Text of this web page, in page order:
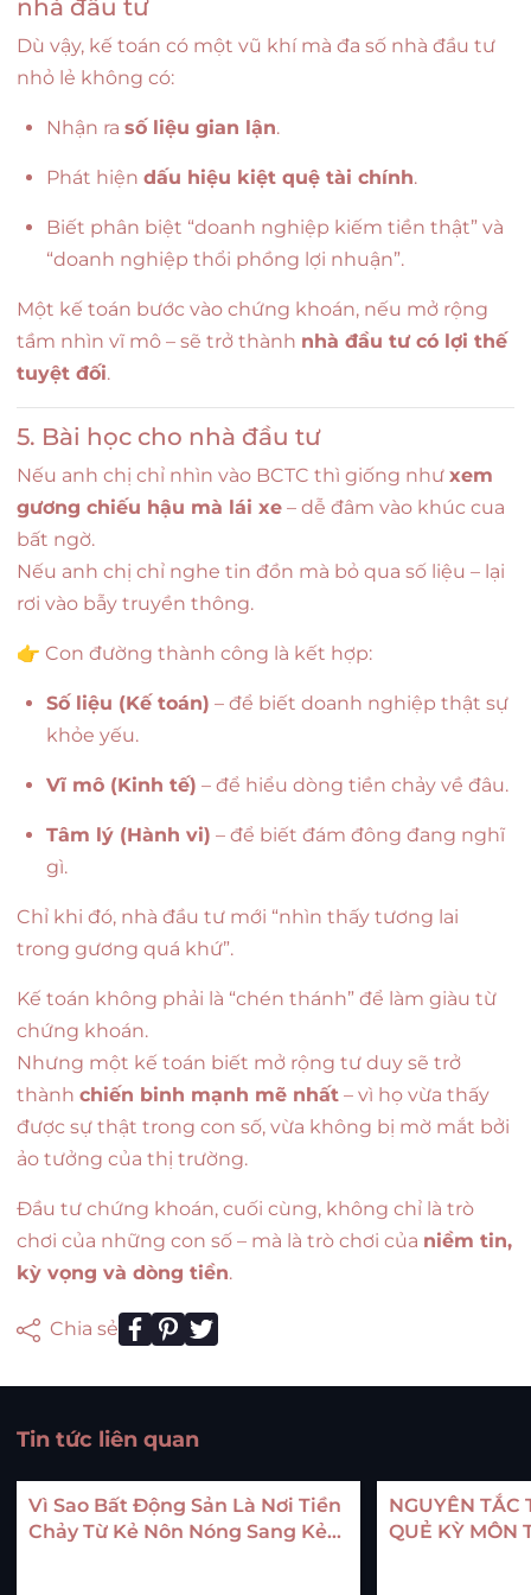
nhà đầu tư
Dù vậy, kế toán có một vũ khí mà đa số nhà đầu tư
nhỏ lẻ không có:
Nhận ra số liệu gian lận.
Phát hiện dấu hiệu kiệt quệ tài chính.
Biết phân biệt “doanh nghiệp kiếm tiền thật” và
“doanh nghiệp thổi phồng lợi nhuận”.
Một kế toán bước vào chứng khoán, nếu mở rộng
tầm nhìn vĩ mô – sẽ trở thành nhà đầu tư có lợi thế
tuyệt đối.
5. Bài học cho nhà đầu tư
Nếu anh chị chỉ nhìn vào BCTC thì giống như xem
gương chiếu hậu mà lái xe – dễ đâm vào khúc cua
bất ngờ.
Nếu anh chị chỉ nghe tin đồn mà bỏ qua số liệu – lại
rơi vào bẫy truyền thông.
👉 Con đường thành công là kết hợp:
Số liệu (Kế toán) – để biết doanh nghiệp thật sự
khỏe yếu.
Vĩ mô (Kinh tế) – để hiểu dòng tiền chảy về đâu.
Tâm lý (Hành vi) – để biết đám đông đang nghĩ
gì.
Chỉ khi đó, nhà đầu tư mới “nhìn thấy tương lai
trong gương quá khứ”.
Kế toán không phải là “chén thánh” để làm giàu từ
chứng khoán.
Nhưng một kế toán biết mở rộng tư duy sẽ trở
thành chiến binh mạnh mẽ nhất – vì họ vừa thấy
được sự thật trong con số, vừa không bị mờ mắt bởi
ảo tưởng của thị trường.
Đầu tư chứng khoán, cuối cùng, không chỉ là trò
chơi của những con số – mà là trò chơi của niềm tin,
kỳ vọng và dòng tiền.
Chia sẻ
Tin tức liên quan
Vì Sao Bất Động Sản Là Nơi Tiền
Chảy Từ Kẻ Nôn Nóng Sang Kẻ
NGUYÊN TẮC
QUẺ KỲ MÔN